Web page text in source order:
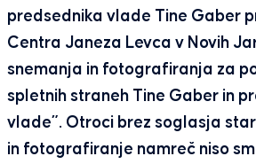
predsednika vlade Tine Gaber
Centra Janeza Levca v Novih
snemanja in fotografiranja za
spletnih straneh Tine Gaber in
vlade”. Otroci brez soglasja
in fotografiranje namreč niso